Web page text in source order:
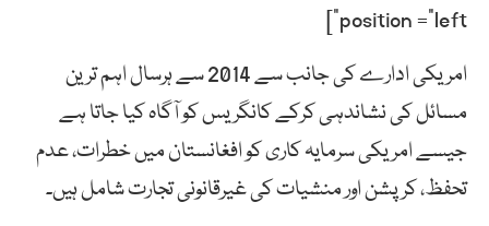
position =”left”]
امریکی ادارے کی جانب سے 2014 سے ہرسال اہم ترین
مسائل کی نشاندہی کرکے کانگریس کو آگاہ کیا جاتا ہے
جیسے امریکی سرمایہ کاری کو افغانستان میں خطرات، عدم
تحفظ، کرپشن اور منشیات کی غیرقانونی تجارت شامل ہیں۔